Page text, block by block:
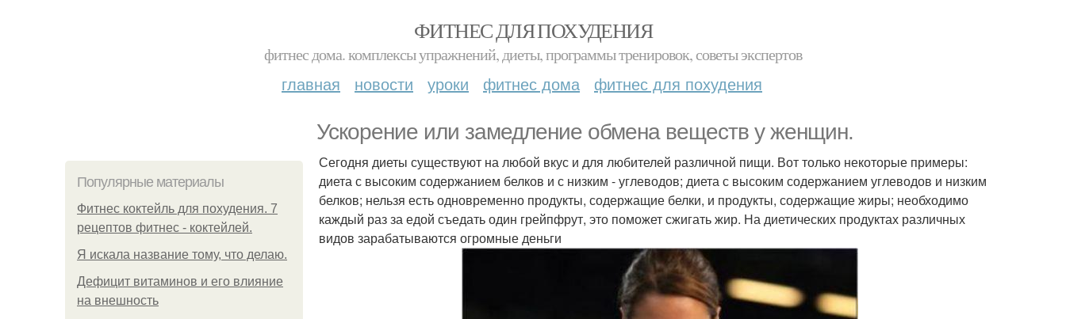
ФИТНЕС ДЛЯ ПОХУДЕНИЯ
фитнес дома. комплексы упражнений, диеты, программы тренировок, советы экспертов
главная новости уроки фитнес дома фитнес для похудения
Ускорение или замедление обмена веществ у женщин.
Популярные материалы
Фитнес коктейль для похудения. 7
рецептов фитнес - коктейлей.
Я искала название тому, что делаю.
Дефицит витаминов и его влияние
на внешность
Сегодня диеты существуют на любой вкус и для любителей различной пищи. Вот только некоторые примеры:
диета с высоким содержанием белков и с низким - углеводов; диета с высоким содержанием углеводов и низким
белков; нельзя есть одновременно продукты, содержащие белки, и продукты, содержащие жиры; необходимо
каждый раз за едой съедать один грейпфрут, это поможет сжигать жир. На диетических продуктах различных
видов зарабатываются огромные деньги